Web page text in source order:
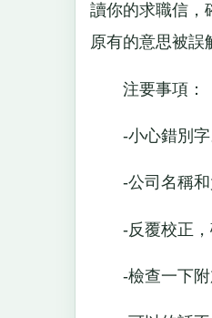
讀你的求職信，
原有的意思被誤
注要事項：
-小心錯別字
-公司名稱和負
-反覆校正，
-檢查一下附加